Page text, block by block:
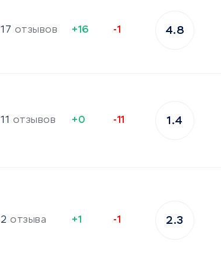
17 отзывов +16 -1 4.8
11 отзывов +0 -11 1.4
2 отзыва +1 -1 2.3